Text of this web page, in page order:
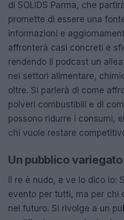
di SOLIDS Parma, che
promette di essere una
informazioni e
affronterà casi concreti e
rendendo il podcast un
nei settori alimentare,
oltre. Si parlerà di come
polveri combustibili e di
possono ridurre i consumi,
chi vuole restare
Un pubblico
Il re è nudo, e ve lo dico io:
evento per tutti, ma per chi
nel futuro. Si rivolge a un